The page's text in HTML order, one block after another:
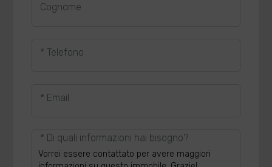
Cognome
* Telefono
* Email
* Di quali informazioni hai bisogno?